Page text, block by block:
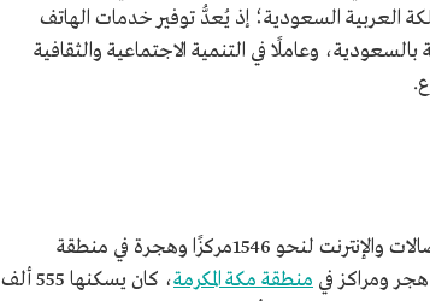
في المملكة العربية السعودية؛ إذ يُعدُّ توفير خدمات الهاتف
وعاملًا في التنمية الاجتماعية والثقافية
نفّذ صندوق الخدمة الشاملة عام 2015م، إيصال خدمات الاتصالات والإنترنت لنحو 1546مركزًا وهجرة في منطقة
منطقة مكة المكرمة
، كان يسكنها 555 ألف